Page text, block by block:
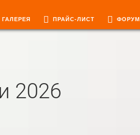
ГАЛЕРЕЯ ПРАЙС-ЛИСТ ФОРУМ
2026